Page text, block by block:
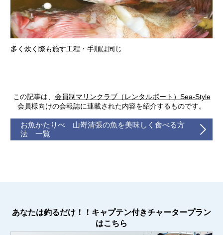
多く炊く際も施す工程・手順は同じ
この記事は、 会員制マリンクラブ（レンタルボート）Sea-Style
会員様向けの会報誌に連載された内容を紹介するものです。
お魚かたりべ 山嵜清張の魚を美味しく食べる方
法 一覧
あなたは釣るだけ！！キャプテン付きチャータープラン
はこちら